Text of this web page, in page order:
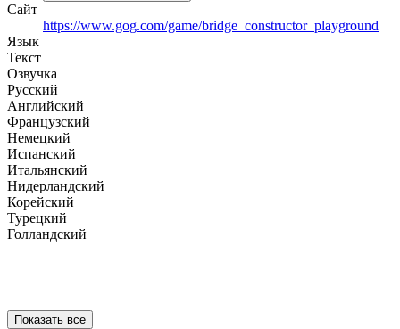
Сайт
https://www.gog.com/game/bridge_constructor_playground
Язык
Текст
Озвучка
Русский
Английский
Французский
Немецкий
Испанский
Итальянский
Нидерландский
Корейский
Турецкий
Голландский
Показать все